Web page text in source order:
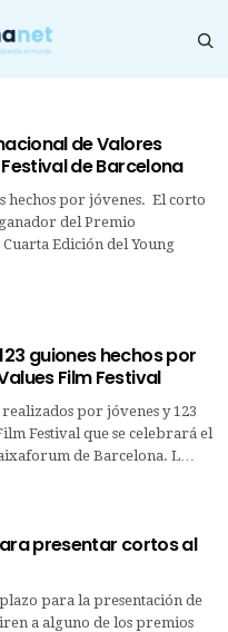
de Valores
de Barcelona
hechos por jóvenes. El corto
del Premio
Edición del Young
guiones hechos por
Film Festival
por jóvenes y 123
Festival que se celebrará el
de Barcelona. L…
presentar cortos al
para la presentación de
a alguno de los premios